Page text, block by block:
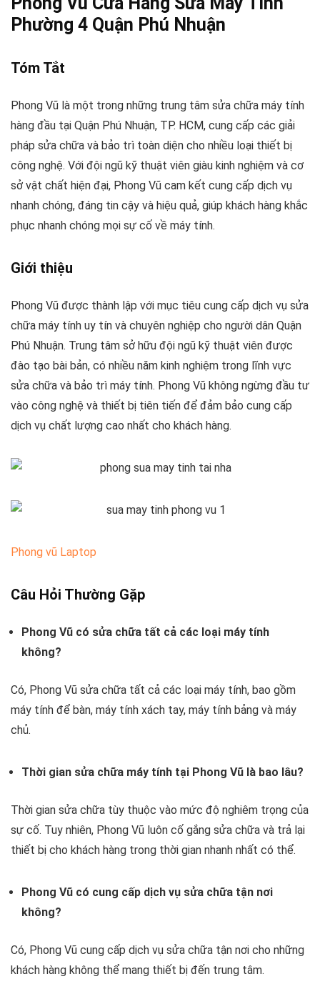
Phường 4 Quận Phú Nhuận
Tóm Tắt
Phong Vũ là một trong những trung tâm sửa chữa máy tính
hàng đầu tại Quận Phú Nhuận, TP. HCM, cung cấp các giải
pháp sửa chữa và bảo trì toàn diện cho nhiều loại thiết bị
công nghệ. Với đội ngũ kỹ thuật viên giàu kinh nghiệm và cơ
sở vật chất hiện đại, Phong Vũ cam kết cung cấp dịch vụ
nhanh chóng, đáng tin cậy và hiệu quả, giúp khách hàng khắc
phục nhanh chóng mọi sự cố về máy tính.
Giới thiệu
Phong Vũ được thành lập với mục tiêu cung cấp dịch vụ sửa
chữa máy tính uy tín và chuyên nghiệp cho người dân Quận
Phú Nhuận. Trung tâm sở hữu đội ngũ kỹ thuật viên được
đào tạo bài bản, có nhiều năm kinh nghiệm trong lĩnh vực
sửa chữa và bảo trì máy tính. Phong Vũ không ngừng đầu tư
vào công nghệ và thiết bị tiên tiến để đảm bảo cung cấp
dịch vụ chất lượng cao nhất cho khách hàng.
Phong vũ Laptop
Câu Hỏi Thường Gặp
Phong Vũ có sửa chữa tất cả các loại máy tính
không?
Có, Phong Vũ sửa chữa tất cả các loại máy tính, bao gồm
máy tính để bàn, máy tính xách tay, máy tính bảng và máy
chủ.
Thời gian sửa chữa máy tính tại Phong Vũ là bao lâu?
Thời gian sửa chữa tùy thuộc vào mức độ nghiêm trọng của
sự cố. Tuy nhiên, Phong Vũ luôn cố gắng sửa chữa và trả lại
thiết bị cho khách hàng trong thời gian nhanh nhất có thể.
Phong Vũ có cung cấp dịch vụ sửa chữa tận nơi
không?
Có, Phong Vũ cung cấp dịch vụ sửa chữa tận nơi cho những
khách hàng không thể mang thiết bị đến trung tâm.